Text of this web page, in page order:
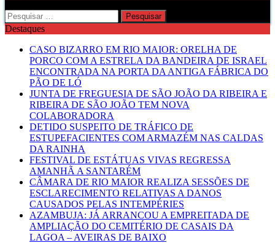
Pesquisar
por:
Destaques
CASO BIZARRO EM RIO MAIOR: ORELHA DE
PORCO COM A ESTRELA DA BANDEIRA DE ISRAEL
ENCONTRADA NA PORTA DA ANTIGA FÁBRICA DO
PÃO DE LÓ
JUNTA DE FREGUESIA DE SÃO JOÃO DA RIBEIRA E
RIBEIRA DE SÃO JOÃO TEM NOVA
COLABORADORA
DETIDO SUSPEITO DE TRÁFICO DE
ESTUPEFACIENTES COM ARMAZÉM NAS CALDAS
DA RAINHA
FESTIVAL DE ESTÁTUAS VIVAS REGRESSA
AMANHÃ A SANTARÉM
CÂMARA DE RIO MAIOR REALIZA SESSÕES DE
ESCLARECIMENTO RELATIVAS A DANOS
CAUSADOS PELAS INTEMPÉRIES
AZAMBUJA: JÁ ARRANCOU A EMPREITADA DE
AMPLIAÇÃO DO CEMITÉRIO DE CASAIS DA
LAGOA – AVEIRAS DE BAIXO